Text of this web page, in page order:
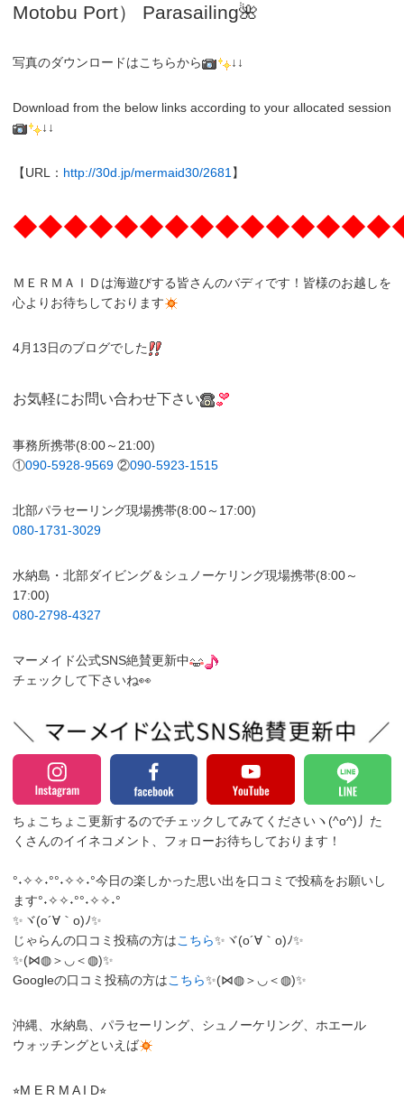
Motobu Port）
Parasailing🌺
写真のダウンロードはこちらから ↓↓
Download from the below links according to your allocated session
↓↓
【URL： http://30d.jp/mermaid30/2681 】
ＭＥＲＭＡＩＤは海遊びする皆さんのバディです！皆様のお越しを
心よりお待ちしております
4月13日のブログでした
お気軽にお問い合わせ下さい
事務所携帯(8:00～21:00)
①090-5928-9569 ②090-5923-1515
北部パラセーリング現場携帯(8:00～17:00)
080-1731-3029
水納島・北部ダイビング＆シュノーケリング現場携帯(8:00～
17:00)
080-2798-4327
マーメイド公式SNS絶賛更新中
チェックして下さいね👀
ちょこちょこ更新するのでチェックしてみてくださいヽ(^o^)丿 た
くさんのイイネコメント、フォローお待ちしております！
°˖✧✧˖°°˖✧✧˖°今日の楽しかった思い出を口コミで投稿をお願いし
ます°˖✧✧˖°°˖✧✧˖°
✨ヾ(o´∀｀o)ﾉ✨
じゃらんの口コミ投稿の方はこちら✨ヾ(o´∀｀o)ﾉ✨
✨(⋈◍＞◡＜◍)✨
Googleの口コミ投稿の方はこちら✨(⋈◍＞◡＜◍)✨
沖縄、水納島、パラセーリング、シュノーケリング、ホエール
ウォッチングといえば
⭐︎M E R M A I D⭐︎